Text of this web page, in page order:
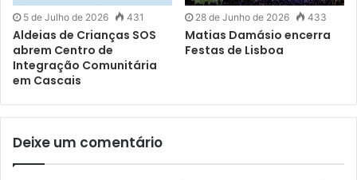
minutos antes do apito inicial e mantém-se activo ao longo
de toda a partida, aplicando-se aos seguintes encontros:
10 de Junho (20h45): Portugal – Nigéria
11 de Junho (20h00): México – África do Sul
5 de Julho de 2026 431
Aldeias de Crianças SOS
abrem Centro de
Integração Comunitária
em Cascais
28 de Junho de 2026 433
Matias Damásio encerra
Festas de Lisboa
Deixe um comentário